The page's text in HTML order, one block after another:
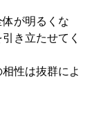
が明るくな
き立たせてく
性は抜群によ